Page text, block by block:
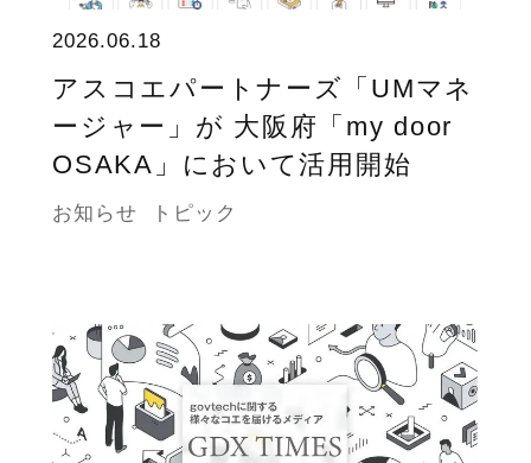
2026.06.18
アスコエパートナーズ「UMマネ
ージャー」が 大阪府「my door
OSAKA」において活用開始
お知らせ トピック